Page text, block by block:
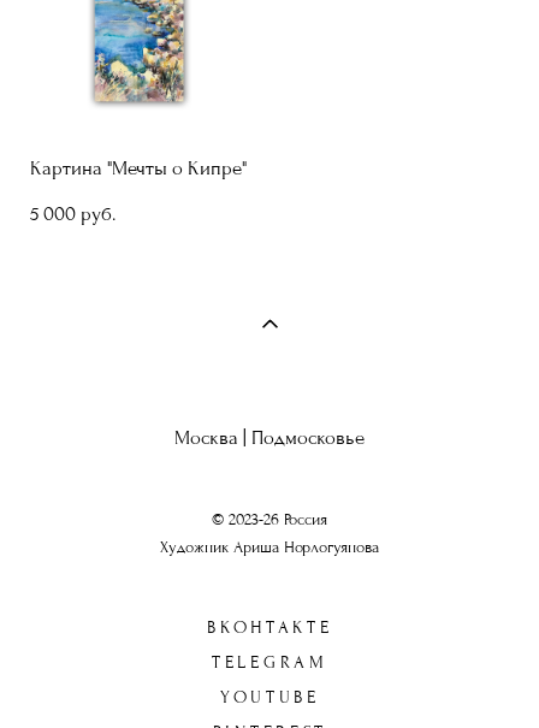
Картина "Мечты о Кипре"
5 000 pуб.
Москва | Подмосковье
© 2023-26 Россия
Художник Ариша Норлогуянова
ВКОНТАКТЕ
TELEGRAM
YOUTUBE